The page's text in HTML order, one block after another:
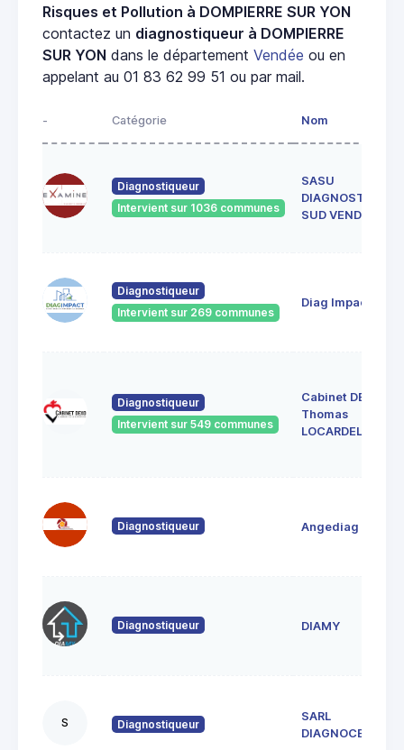
Risques et Pollution à DOMPIERRE SUR YON
contactez un diagnostiqueur à DOMPIERRE
SUR YON dans le département Vendée ou en
appelant au 01 83 62 99 51 ou par mail.
- Catégorie Nom
Diagnostiqueur
Intervient sur 1036 communes
SASU
DIAGNOSTICS
SUD VENDEE
Diagnostiqueur
Intervient sur 269 communes
Diag Impact
Diagnostiqueur
Intervient sur 549 communes
Cabinet DEXO
Thomas
LOCARDEL
Diagnostiqueur Angediag
Diagnostiqueur DIAMY
S Diagnostiqueur
SARL
DIAGNOCEAN